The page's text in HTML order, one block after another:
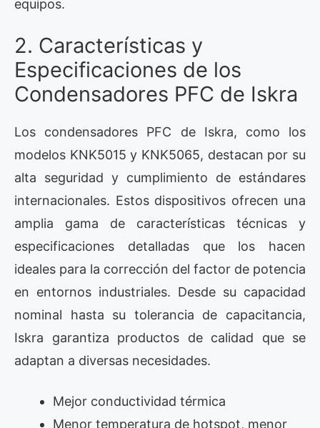
equipos.
2. Características y
Especificaciones de los
Condensadores PFC de Iskra
Los condensadores PFC de Iskra, como los
modelos KNK5015 y KNK5065, destacan por su
alta seguridad y cumplimiento de estándares
internacionales. Estos dispositivos ofrecen una
amplia gama de características técnicas y
especificaciones detalladas que los hacen
ideales para la corrección del factor de potencia
en entornos industriales. Desde su capacidad
nominal hasta su tolerancia de capacitancia,
Iskra garantiza productos de calidad que se
adaptan a diversas necesidades.
Mejor conductividad térmica
Menor temperatura de hotspot, menor